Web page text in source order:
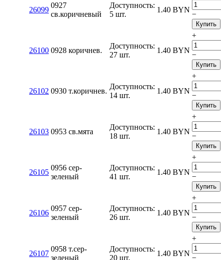
26099
0927
св.коричневый
Доступность:
5 шт.
1.40 BYN
−
Купить
26100 0928 коричнев.
Доступность:
27 шт.
1.40 BYN
+
−
Купить
26102 0930 т.коричнев.
Доступность:
14 шт.
1.40 BYN
+
−
Купить
26103 0953 св.мята
Доступность:
18 шт.
1.40 BYN
+
−
Купить
26105
0956 сер-
зеленый
Доступность:
41 шт.
1.40 BYN
+
−
Купить
26106
0957 сер-
зеленый
Доступность:
26 шт.
1.40 BYN
+
−
Купить
26107
0958 т.сер-
зеленый
Доступность:
20 шт.
1.40 BYN
+
−